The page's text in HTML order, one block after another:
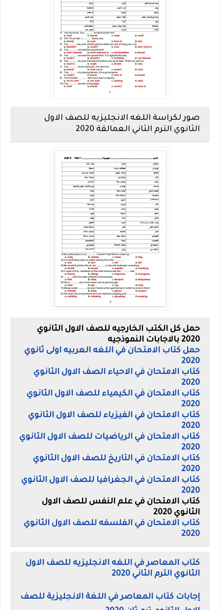
صور لكراسة اللغه الانجليزيه للصف الاول
الثانوي الترم الثاني العمالقة 2020
حمل كل الكتب الخارجيه للصف الاول الثانوي
2020 بالاجابات النموذجيه
حمل كتاب الامتحان في اللغه العربيه اولى ثانوي
2020
كتاب الامتحان في الاحياء الصف الاول الثانوي
2020
كتاب الامتحان في الكيمياء للصف الاول الثانوي
2020
كتاب الامتحان في الفيزياء للصف الاول الثانوي
2020
كتاب الامتحان في الرياضيات للصف الاول الثانوي
2020
كتاب الامتحان في التاريخ للصف الاول الثانوي
2020
كتاب الامتحان في الجغرافيا للصف الاول الثانوي
2020
كتاب الامتحان في علم النفس للصف الاول
الثانوي 2020
كتاب الامتحان في الفلسفه للصف الاول الثانوي
2020
كتاب المعاصر في اللغه الانجليزيه للصف الاول
الثانوي الترم الثاني 2020
إجابات كتاب المعاصر في اللغة الانجليزية للصف